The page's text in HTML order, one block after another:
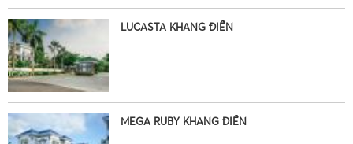
LUCASTA KHANG ĐIỀN
MEGA RUBY KHANG ĐIỀN